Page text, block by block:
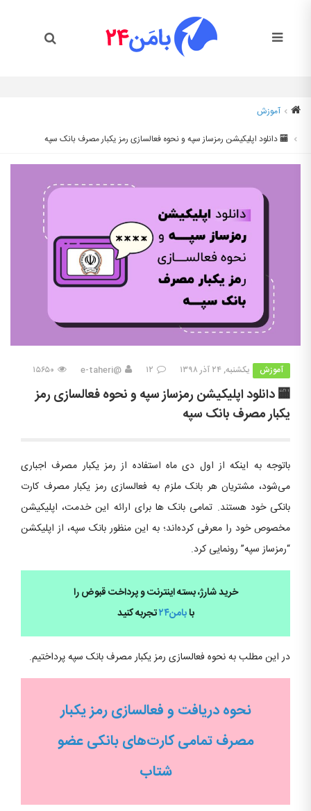
آموزش
🏧 دانلود اپلیکیشن رمزساز سپه و نحوه فعالسازی رمز یکبار مصرف بانک سپه
آموزش یکشنبه, ۲۴ آذر ۱۳۹۸ ۱۲ @e-taheri ۱۵۶۵۰
🏧 دانلود اپلیکیشن رمزساز سپه و نحوه فعالسازی رمز
یکبار مصرف بانک سپه
باتوجه به اینکه از اول دی ماه استفاده از رمز یکبار مصرف اجباری
می‌شود، مشتریان هر بانک ملزم به فعالسازی رمز یکبار مصرف کارت
بانکی خود هستند. تمامی بانک ها برای ارائه این خدمت، اپلیکیشن
مخصوص خود را معرفی کرده‌اند؛ به این منظور بانک سپه، از اپلیکشن
“رمزساز سپه” رونمایی کرد.
خرید شارژ، بسته اینترنت و پرداخت قبوض را
بابامن۲۴ تجربه کنید
در این مطلب به نحوه فعالسازی رمز یکبار مصرف بانک سپه پرداختیم.
نحوه دریافت و فعالسازی رمز یکبار
مصرف تمامی کارت‌های بانکی عضو
شتاب